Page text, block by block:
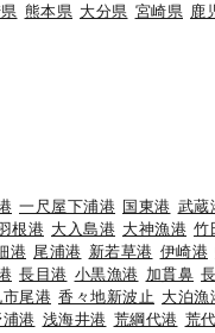
熊本県 大分県 宮崎県 鹿
一尺屋下浦港 国東港 武蔵
根港 大入島港 大神漁港 竹
港 尾浦港 新若草港 伊崎港
長目港 小黒漁港 加貫鼻
市尾港 香々地新波止 大泊漁
港 浅海井港 荒綱代港 荒